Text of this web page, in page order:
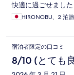
快適に過ごせました
HIRONOBU、2 泊
宿泊者限定の口コミ
8/10 (とても